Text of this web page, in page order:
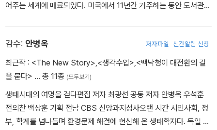
어주는 세계에 매료되었다. 미국에서 11년간 거주하는 동안 도서관과
라진 여성 과학자들』 『은밀하고 위대한 식물의 감각법』 『수상한 나무
들이 보낸 편지』 『인생은 어떻게 이야기가 되는가』 등이 있으며, 저서
로 『이 약 먹어도 될까요』가 있다. 작은 병원에서 약사로 일하며 틈틈
감수: 안병옥 저자파일 신간알림 신청
최근작 : <The New Story>,<생각수업>,<백낙청이 대전환의 길
을 묻다> … 총 11종 (모두보기)
생태시대의 여명을 걷다편집 저자 최광선 공동 저자 안병옥 우석훈
전의찬 백상훈 기획 전남 CBS 신앙과지성사오랜 시간 시민사회, 정
부, 학계를 넘나들며 환경문제 해결에 헌신해 온 생태학자다. 독일 에